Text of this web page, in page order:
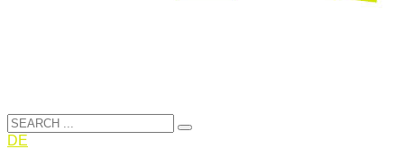
DE